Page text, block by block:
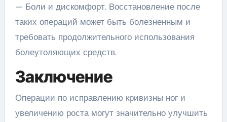
— Боли и дискомфорт. Восстановление после
таких операций может быть болезненным и
требовать продолжительного использования
болеутоляющих средств.
Заключение
Операции по исправлению кривизны ног и
увеличению роста могут значительно улучшить